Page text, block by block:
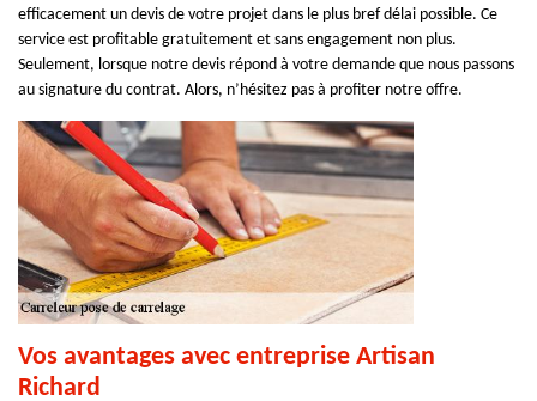
efficacement un devis de votre projet dans le plus bref délai possible. Ce
service est profitable gratuitement et sans engagement non plus.
Seulement, lorsque notre devis répond à votre demande que nous passons
au signature du contrat. Alors, n’hésitez pas à profiter notre offre.
Vos avantages avec entreprise Artisan
Richard